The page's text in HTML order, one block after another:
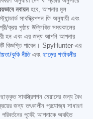
নবায়নহবে, আপনার মূল
সাবস্ক্রিপশন ফি অনুযায়ী এবং
ক্রয় পৃষ্ঠায় উল্লিখিত সময়কালের
হন এবং এর জন্য আপনি আপনার
বিজ্ঞপ্তি পাবেন। SpyHunter-এর
কুকি নীতিএবং ছাড়ের শর্তাবলীর
সাবস্ক্রিপশন মেয়াদের জন্য বৈধ
জন্য তৎকালীন প্রযোজ্য সাধারণ
পূর্বেই আপনাকে অবহিত